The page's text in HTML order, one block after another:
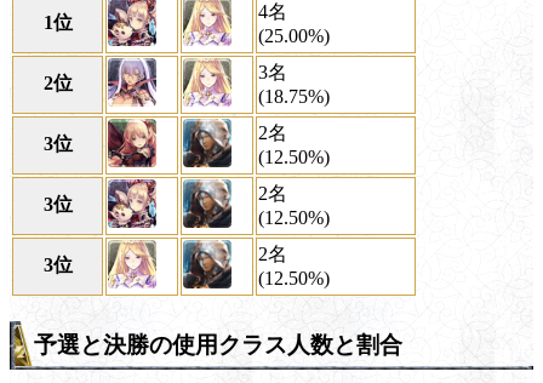
1位
4名
(25.00%)
2位
3名
(18.75%)
3位
2名
(12.50%)
3位
2名
(12.50%)
3位
2名
(12.50%)
予選と決勝の使用クラス人数と割合